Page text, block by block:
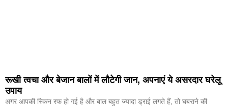
रूखी त्वचा और बेजान बालों में लौटेगी जान, अपनाएं ये असरदार घरेलू
उपाय
अगर आपकी स्किन रफ हो गई है और बाल बहुत ज्यादा ड्राई लगते हैं, तो घबराने की